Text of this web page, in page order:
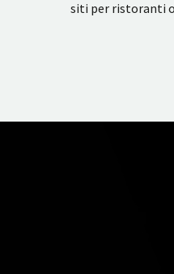
siti per ristoranti